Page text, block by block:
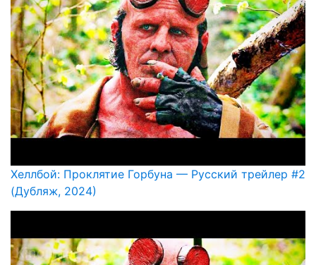
Хеллбой: Проклятие Горбуна — Русский трейлер #2
(Дубляж, 2024)